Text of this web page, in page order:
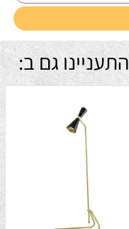
גם ב: